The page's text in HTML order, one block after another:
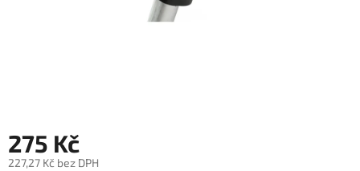
275 Kč
227,27 Kč bez DPH